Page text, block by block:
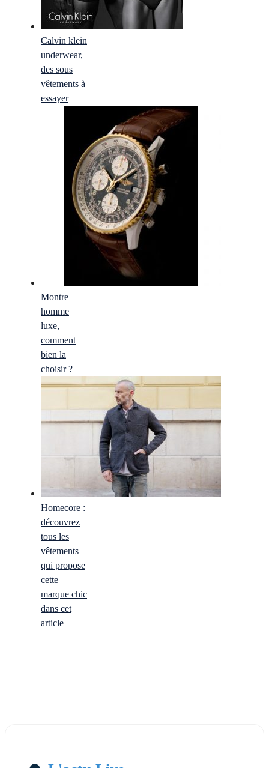
Calvin klein
underwear,
des sous
vêtements à
essayer
Montre
homme
luxe,
comment
bien la
choisir ?
Homecore :
découvrez
tous les
vêtements
qui propose
cette
marque chic
dans cet
article